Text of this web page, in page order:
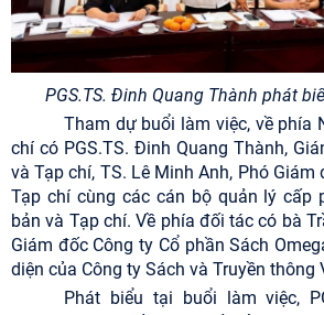
PGS.TS. Đinh Quang Thành phát
Tham dự buổi làm việc, về phía
chí có PGS.TS. Đinh Quang Thành,
và Tạp chí, TS. Lê Minh Anh, Phó
Tạp chí cùng các cán bộ quản lý cấp
bản và Tạp chí. Về phía đối tác có bà
Giám đốc Công ty Cổ phần Sách
diện của Công ty Sách và Truyền thông
Phát biểu tại buổi làm việc,